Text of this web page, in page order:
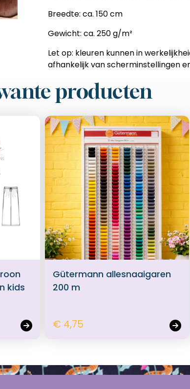
Breedte: ca. 150 cm
Gewicht: ca. 250 g/m²
Let op: kleuren kunnen in
afhankelijk van scherminstellingen
producten
kids
Gütermann allesnaaigaren
200 m
€ 4,75